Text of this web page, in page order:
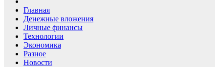
Главная
Денежные вложения
Личные финансы
Технологии
Экономика
Разное
Новости